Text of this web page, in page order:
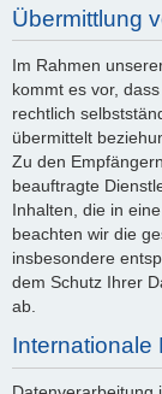
Übermittlung
Im Rahmen
kommt es vor,
rechtlich
übermittelt
Zu den
beauftragte
Inhalten, die in
beachten wir die
insbesondere
dem Schutz Ihrer
ab.
Internationale